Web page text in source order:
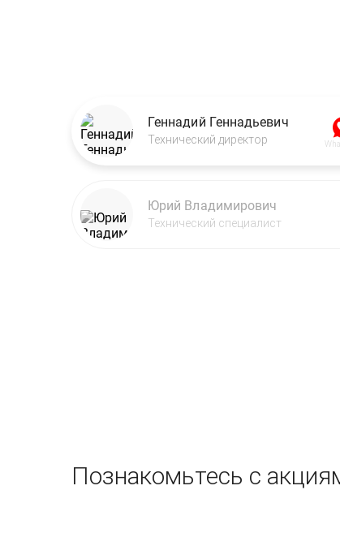
Геннадий Геннадьевич
Технический директор
Юрий Владимирович
Технический специалист
Познакомьтесь с